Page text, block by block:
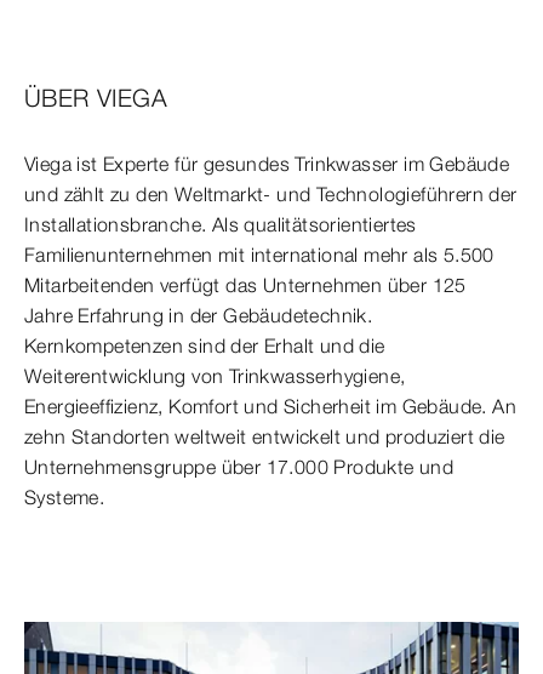
ÜBER VIEGA
Viega ist Experte für gesundes Trinkwasser im Gebäude
und zählt zu den Weltmarkt- und Technologieführern der
Installationsbranche. Als qualitätsorientiertes
Familienunternehmen mit international mehr als 5.500
Mitarbeitenden verfügt das Unternehmen über 125
Jahre Erfahrung in der Gebäudetechnik.
Kernkompetenzen sind der Erhalt und die
Weiterentwicklung von Trinkwasserhygiene,
Energieeffizienz, Komfort und Sicherheit im Gebäude. An
zehn Standorten weltweit entwickelt und produziert die
Unternehmensgruppe über 17.000 Produkte und
Systeme.